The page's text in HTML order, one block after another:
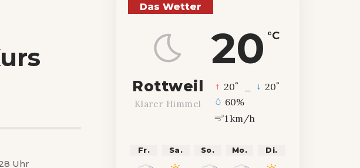
Uhr
Das Wetter
20 °C
Rottweil
Klarer Himmel
20° 20°
60%
1 km/h
Fr. Sa. So. Mo. Di.